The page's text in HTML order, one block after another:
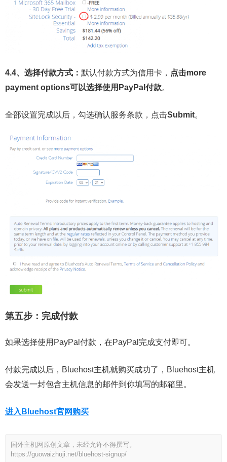
4.4、选择付款方式： 默认付款方式为信用卡， 点击more
payment options可以选择使用PayPal付款。
全部设置完成以后，勾选确认服务条款，点击Submit。
第五步：完成付款
如果选择使用PayPal付款，在PayPal完成支付即可。
付款完成以后，Bluehost主机就购买成功了，Bluehost主机
会发送一封包含主机信息的邮件到你填写的邮箱里。
进入Bluehost官网购买
国外主机网原创文章，未经允许不得撰写。
https://guowaizhuji.net/bluehost-signup/